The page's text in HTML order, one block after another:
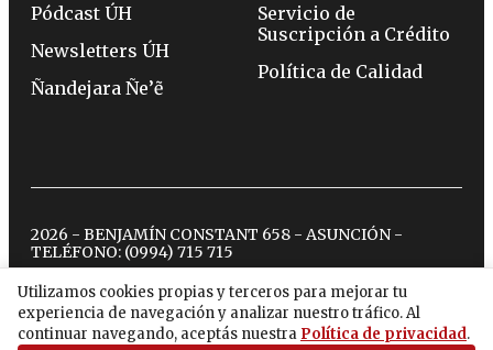
Utilizamos cookies propias y terceros para mejorar tu
experiencia de navegación y analizar nuestro tráfico. Al
continuar navegando, aceptás nuestra Política de privacidad.
Pódcast ÚH
Newsletters ÚH
Ñandejara Ñe’ẽ
Servicio de
Suscripción a Crédito
Política de Calidad
2026 - BENJAMÍN CONSTANT 658 - ASUNCIÓN -
TELÉFONO: (0994) 715 715
twitterinstagram
facebook
tiktokyoutubespotify